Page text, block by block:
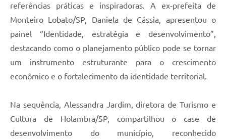
referências práticas e inspiradoras. A ex-prefeita de
Monteiro Lobato/SP, Daniela de Cássia, apresentou o
painel “Identidade, estratégia e desenvolvimento”,
destacando como o planejamento público pode se tornar
um instrumento estruturante para o crescimento
econômico e o fortalecimento da identidade territorial.
Na sequência, Alessandra Jardim, diretora de Turismo e
Cultura de Holambra/SP, compartilhou o case de
desenvolvimento do município, reconhecido